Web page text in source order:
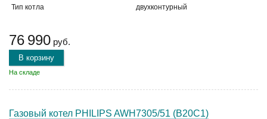
Тип котла двухконтурный
76 990 руб.
В корзину
На складе
Газовый котел PHILIPS AWH7305/51 (B20C1)